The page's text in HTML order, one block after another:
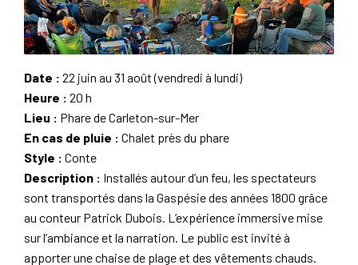
Date : 22 juin au 31 août (vendredi à lundi)
Heure : 20 h
Lieu : Phare de Carleton-sur-Mer
En cas de pluie : Chalet près du phare
Style : Conte
Description : Installés autour d’un feu, les spectateurs
sont transportés dans la Gaspésie des années 1800 grâce
au conteur Patrick Dubois. L’expérience immersive mise
sur l’ambiance et la narration. Le public est invité à
apporter une chaise de plage et des vêtements chauds.